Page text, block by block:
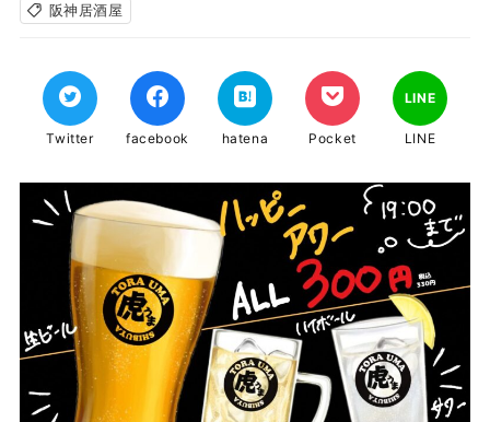
阪神居酒屋
Twitter facebook hatena Pocket
LINE
LINE